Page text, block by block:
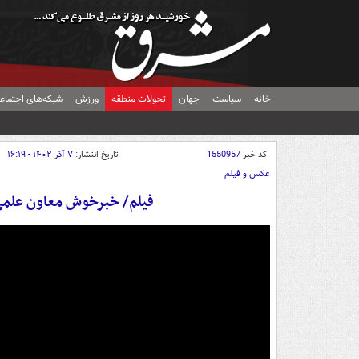
خانه سیاست جهان تحولات منطقه ورزش شبکه‌های
کد خبر1550957 تاریخ انتشار: ۷ آذر ۱۴۰۲ - ۱۶:۱۹
عکس و فیلم
فیلم/ خبرخوش معاون